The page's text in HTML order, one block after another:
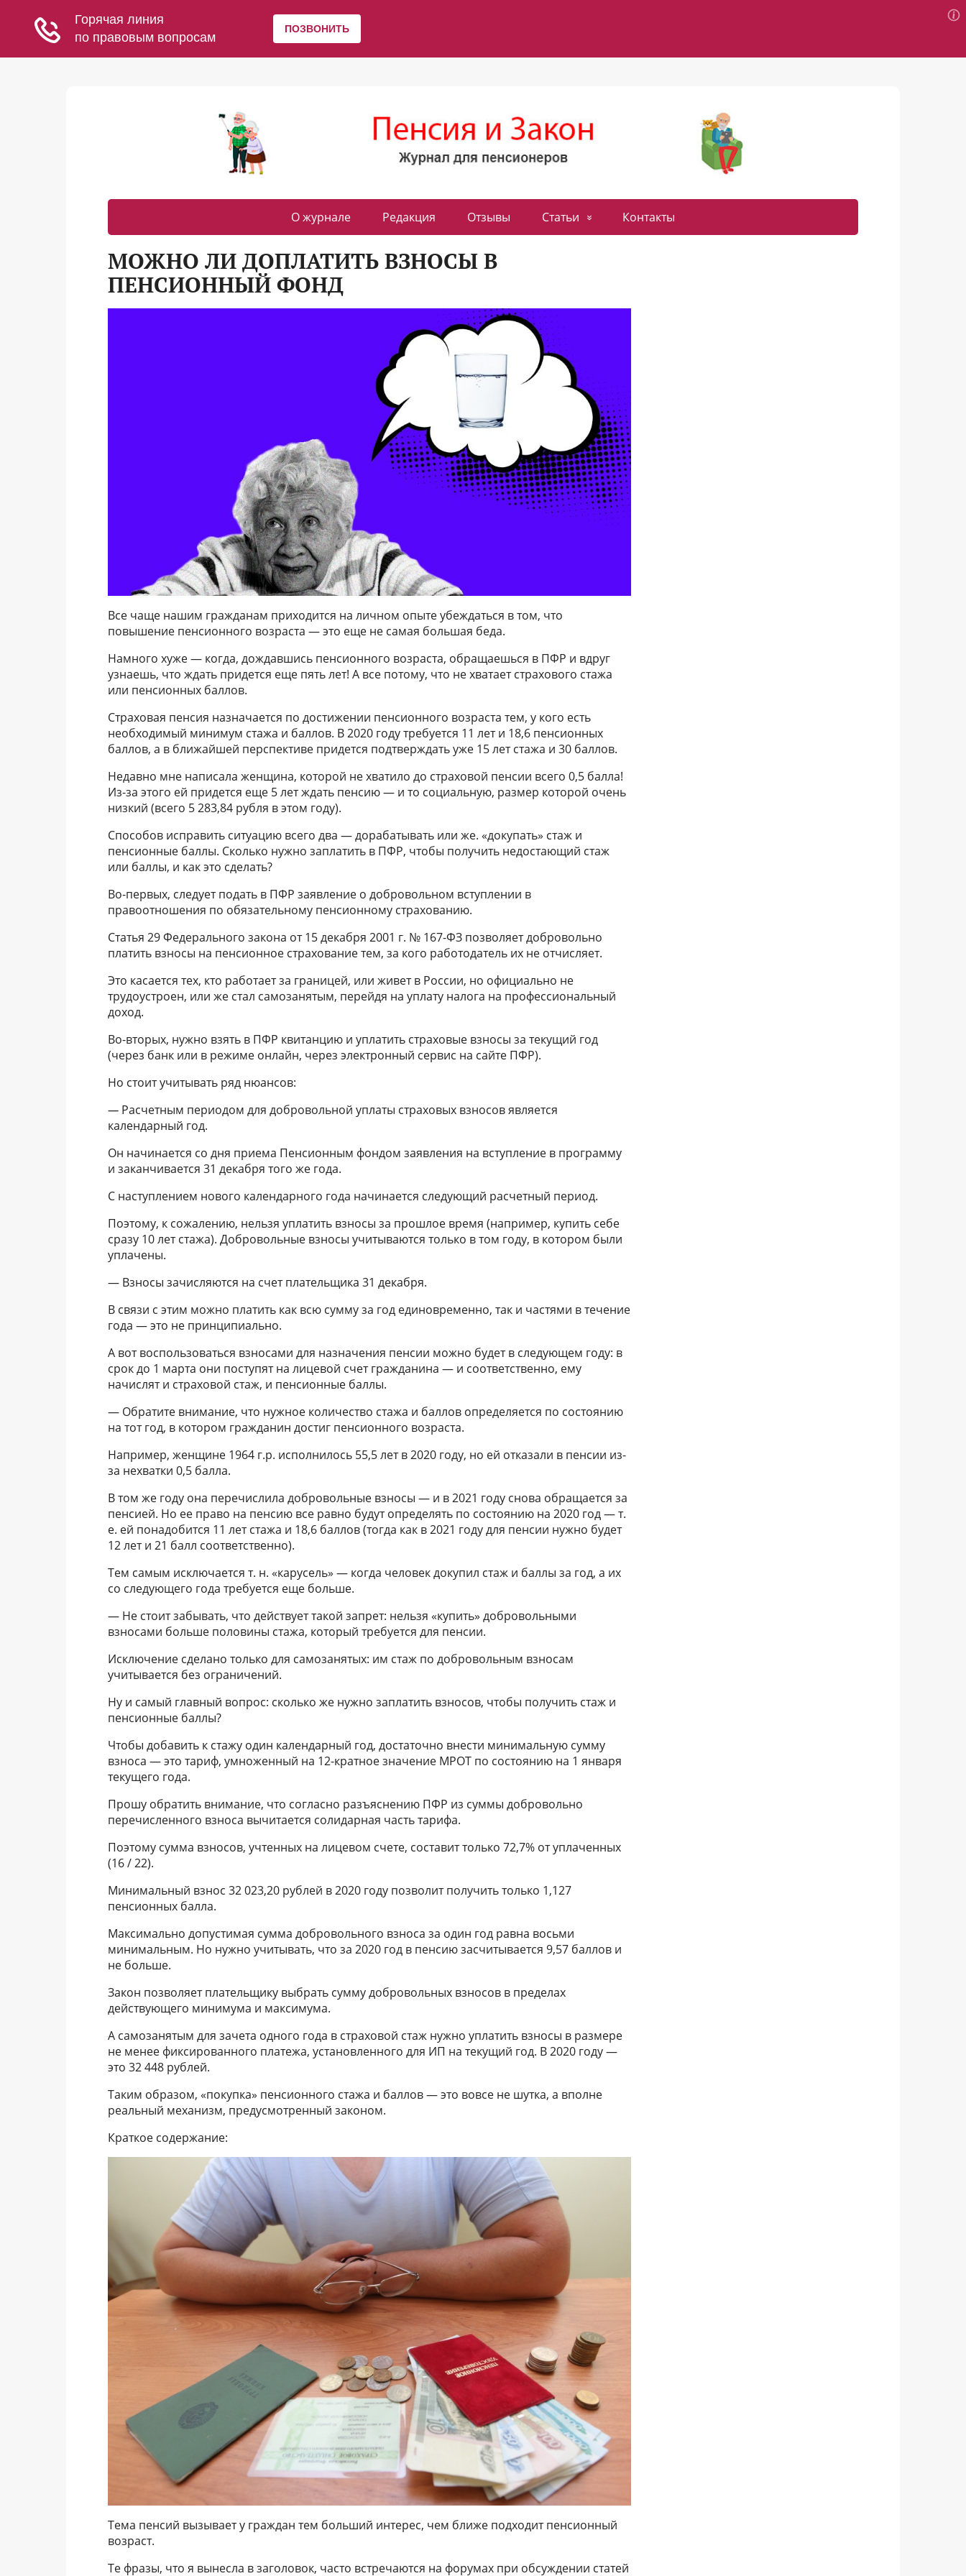
О журнале Редакция Отзывы Статьи Контакты
МОЖНО ЛИ ДОПЛАТИТЬ ВЗНОСЫ В
ПЕНСИОННЫЙ ФОНД
Все чаще нашим гражданам приходится на личном опыте убеждаться в том, что
повышение пенсионного возраста — это еще не самая большая беда.
Намного хуже — когда, дождавшись пенсионного возраста, обращаешься в ПФР и вдруг
узнаешь, что ждать придется еще пять лет! А все потому, что не хватает страхового стажа
или пенсионных баллов.
Страховая пенсия назначается по достижении пенсионного возраста тем, у кого есть
необходимый минимум стажа и баллов. В 2020 году требуется 11 лет и 18,6 пенсионных
баллов, а в ближайшей перспективе придется подтверждать уже 15 лет стажа и 30 баллов.
Недавно мне написала женщина, которой не хватило до страховой пенсии всего 0,5 балла!
Из-за этого ей придется еще 5 лет ждать пенсию — и то социальную, размер которой очень
низкий (всего 5 283,84 рубля в этом году).
Способов исправить ситуацию всего два — дорабатывать или же. «докупать» стаж и
пенсионные баллы. Сколько нужно заплатить в ПФР, чтобы получить недостающий стаж
или баллы, и как это сделать?
Во-первых, следует подать в ПФР заявление о добровольном вступлении в
правоотношения по обязательному пенсионному страхованию.
Статья 29 Федерального закона от 15 декабря 2001 г. № 167-ФЗ позволяет добровольно
платить взносы на пенсионное страхование тем, за кого работодатель их не отчисляет.
Это касается тех, кто работает за границей, или живет в России, но официально не
трудоустроен, или же стал самозанятым, перейдя на уплату налога на профессиональный
доход.
Во-вторых, нужно взять в ПФР квитанцию и уплатить страховые взносы за текущий год
(через банк или в режиме онлайн, через электронный сервис на сайте ПФР).
Но стоит учитывать ряд нюансов:
— Расчетным периодом для добровольной уплаты страховых взносов является
календарный год.
Он начинается со дня приема Пенсионным фондом заявления на вступление в программу
и заканчивается 31 декабря того же года.
С наступлением нового календарного года начинается следующий расчетный период.
Поэтому, к сожалению, нельзя уплатить взносы за прошлое время (например, купить себе
сразу 10 лет стажа). Добровольные взносы учитываются только в том году, в котором были
уплачены.
— Взносы зачисляются на счет плательщика 31 декабря.
В связи с этим можно платить как всю сумму за год единовременно, так и частями в течение
года — это не принципиально.
А вот воспользоваться взносами для назначения пенсии можно будет в следующем году: в
срок до 1 марта они поступят на лицевой счет гражданина — и соответственно, ему
начислят и страховой стаж, и пенсионные баллы.
— Обратите внимание, что нужное количество стажа и баллов определяется по состоянию
на тот год, в котором гражданин достиг пенсионного возраста.
Например, женщине 1964 г.р. исполнилось 55,5 лет в 2020 году, но ей отказали в пенсии из-
за нехватки 0,5 балла.
В том же году она перечислила добровольные взносы — и в 2021 году снова обращается за
пенсией. Но ее право на пенсию все равно будут определять по состоянию на 2020 год — т.
е. ей понадобится 11 лет стажа и 18,6 баллов (тогда как в 2021 году для пенсии нужно будет
12 лет и 21 балл соответственно).
Тем самым исключается т. н. «карусель» — когда человек докупил стаж и баллы за год, а их
со следующего года требуется еще больше.
— Не стоит забывать, что действует такой запрет: нельзя «купить» добровольными
взносами больше половины стажа, который требуется для пенсии.
Исключение сделано только для самозанятых: им стаж по добровольным взносам
учитывается без ограничений.
Ну и самый главный вопрос: сколько же нужно заплатить взносов, чтобы получить стаж и
пенсионные баллы?
Чтобы добавить к стажу один календарный год, достаточно внести минимальную сумму
взноса — это тариф, умноженный на 12-кратное значение МРОТ по состоянию на 1 января
текущего года.
Прошу обратить внимание, что согласно разъяснению ПФР из суммы добровольно
перечисленного взноса вычитается солидарная часть тарифа.
Поэтому сумма взносов, учтенных на лицевом счете, составит только 72,7% от уплаченных
(16 / 22).
Минимальный взнос 32 023,20 рублей в 2020 году позволит получить только 1,127
пенсионных балла.
Максимально допустимая сумма добровольного взноса за один год равна восьми
минимальным. Но нужно учитывать, что за 2020 год в пенсию засчитывается 9,57 баллов и
не больше.
Закон позволяет плательщику выбрать сумму добровольных взносов в пределах
действующего минимума и максимума.
А самозанятым для зачета одного года в страховой стаж нужно уплатить взносы в размере
не менее фиксированного платежа, установленного для ИП на текущий год. В 2020 году —
это 32 448 рублей.
Таким образом, «покупка» пенсионного стажа и баллов — это вовсе не шутка, а вполне
реальный механизм, предусмотренный законом.
Краткое содержание:
Тема пенсий вызывает у граждан тем больший интерес, чем ближе подходит пенсионный
возраст.
Те фразы, что я вынесла в заголовок, часто встречаются на форумах при обсуждении статей